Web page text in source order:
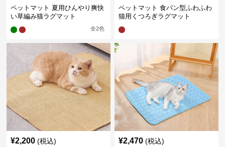
ペットマット 夏用ひんやり爽快
い草編み猫ラグマット
全2色
ペットマット 食パン型ふわふわ
猫用くつろぎラグマット
¥2,200 (税込) ¥2,470 (税込)